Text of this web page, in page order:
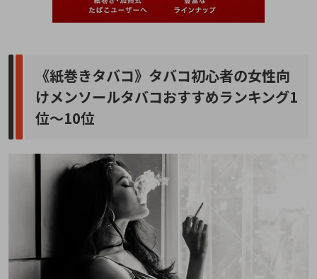
《紙巻きタバコ》タバコ初心者の女性向
けメンソールタバコおすすめランキング1
位～10位